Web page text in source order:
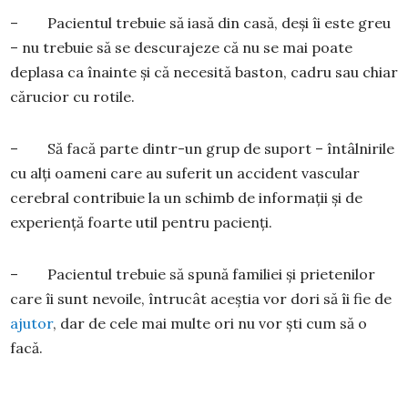
– Pacientul trebuie să iasă din casă, deși îi este greu
– nu trebuie să se descurajeze că nu se mai poate
deplasa ca înainte și că necesită baston, cadru sau chiar
cărucior cu rotile.
– Să facă parte dintr-un grup de suport – întâlnirile
cu alți oameni care au suferit un accident vascular
cerebral contribuie la un schimb de informații și de
experiență foarte util pentru pacienți.
– Pacientul trebuie să spună familiei și prietenilor
care îi sunt nevoile, întrucât aceștia vor dori să îi fie de
ajutor, dar de cele mai multe ori nu vor ști cum să o
facă.